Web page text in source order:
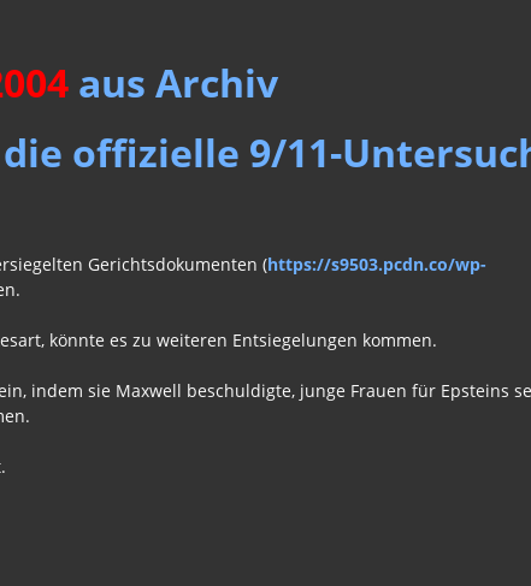
aus Archiv
offizielle 9/11-
Gerichtsdokumenten (https://s9503.pcdn.co/wp-
könnte es zu weiteren Entsiegelungen kommen.
indem sie Maxwell beschuldigte, junge Frauen für Epsteins